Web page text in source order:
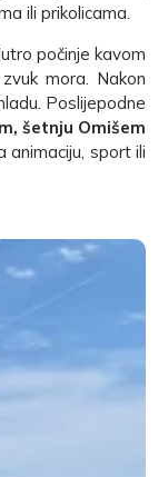
ili prikolicama.
počinje kavom
mora. Nakon
Poslijepodne
šetnju Omišem
animaciju, sport ili